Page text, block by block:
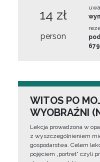
14 zł
person
WITOS PO
WYOBRAŹNI
Lekcja prowadzona w
z wyszczególnieniem
gospodarstwa. Celem
pojęciem „portret” czyli